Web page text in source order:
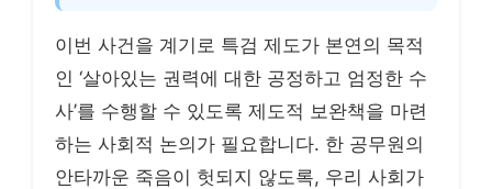
이번 사건을 계기로 특검 제도가 본연의 목적
인 ‘살아있는 권력에 대한 공정하고 엄정한 수
사’를 수행할 수 있도록 제도적 보완책을 마련
하는 사회적 논의가 필요합니다. 한 공무원의
안타까운 죽음이 헛되지 않도록, 우리 사회가